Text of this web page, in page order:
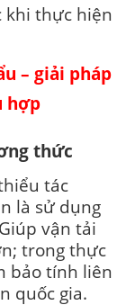
khi thực hiện
– giải pháp
hợp
thức
tác
là sử dụng
vận tải
trong thực
bảo tính liên
quốc gia.